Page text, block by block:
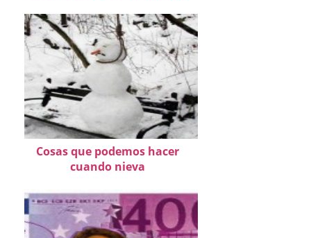
Cosas que podemos hacer
cuando nieva